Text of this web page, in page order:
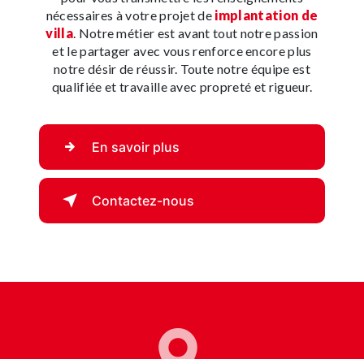
nécessaires à votre projet de implantation de
villa. Notre métier est avant tout notre passion
et le partager avec vous renforce encore plus
notre désir de réussir. Toute notre équipe est
qualifiée et travaille avec propreté et rigueur.
En savoir plus
Contactez-nous